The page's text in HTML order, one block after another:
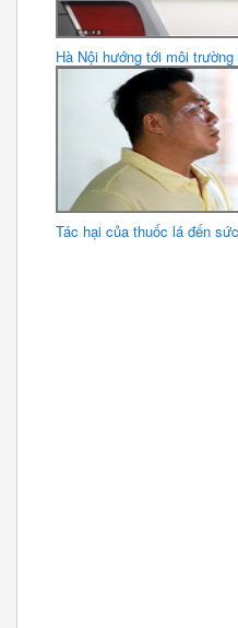
Hà Nội hướng tới môi
Tác hại của thuốc lá đến